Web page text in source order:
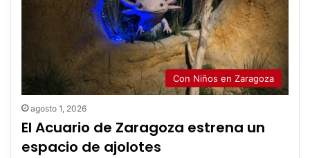
Con Niños en Zaragoza
agosto 1, 2026
El Acuario de Zaragoza estrena un
espacio de ajolotes